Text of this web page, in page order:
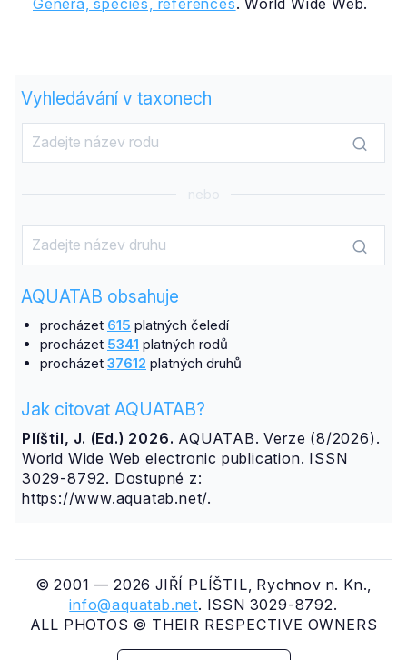
Genera, species, references. World Wide Web.
Vyhledávání v taxonech
nebo
AQUATAB obsahuje
procházet 615 platných čeledí
procházet 5341 platných rodů
procházet 37612 platných druhů
Jak citovat AQUATAB?
Plíštil, J. (Ed.) 2026. AQUATAB. Verze (8/2026).
World Wide Web electronic publication. ISSN
3029-8792. Dostupné z:
https://www.aquatab.net/.
© 2001 — 2026 JIŘÍ PLÍŠTIL, Rychnov n. Kn.,
info@aquatab.net. ISSN 3029-8792.
ALL PHOTOS © THEIR RESPECTIVE OWNERS